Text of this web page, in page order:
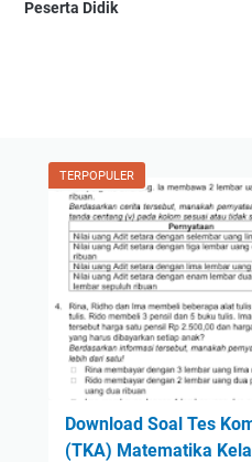
Peserta Didik
TERPOPULER
Download Soal Tes
(TKA) Matematika